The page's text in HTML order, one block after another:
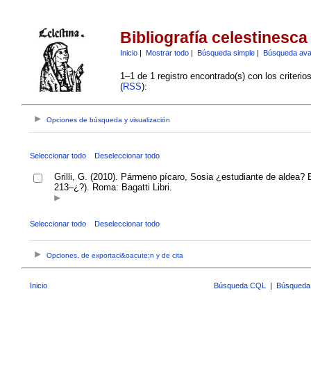
Bibliografía celestinesca
Inicio| Mostrar todo| Búsqueda simple| Búsqueda
1–1 de 1 registro encontrado(s) con los
(RSS):
Opciones de búsqueda y visualización
Seleccionar todo Deseleccionar todo
Grilli, G. (2010). Pármeno pícaro, Sosia ¿estudiante de aldea?
213–¿?). Roma: Bagatti Libri.
Seleccionar todo Deseleccionar todo
Opciones, de exportaci&oacute;n y de cita
Inicio Búsqueda CQL |